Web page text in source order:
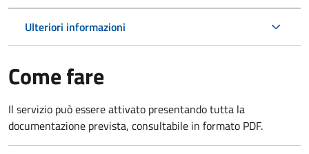
Ulteriori informazioni
Come fare
Il servizio può essere attivato presentando tutta la
documentazione prevista, consultabile in formato PDF.